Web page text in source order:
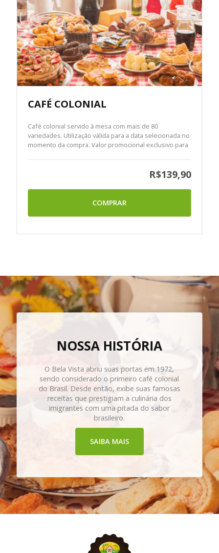
CAFÉ COLONIAL
Café colonial servido à mesa com mais de 80
variedades. Utilização válida para a data selecionada no
momento da compra. Valor promocional exclusivo para
R$139,90
COMPRAR
NOSSA HISTÓRIA
O Bela Vista abriu suas portas em 1972,
sendo considerado o primeiro café colonial
do Brasil. Desde então, exibe suas famosas
receitas que prestigiam a culinária dos
imigrantes com uma pitada do sabor
brasileiro.
SAIBA MAIS